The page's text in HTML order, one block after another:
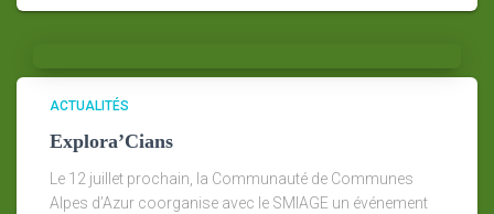
ACTUALITÉS
Explora’Cians
Le 12 juillet prochain, la Communauté de Communes
Alpes d’Azur coorganise avec le SMIAGE un événement